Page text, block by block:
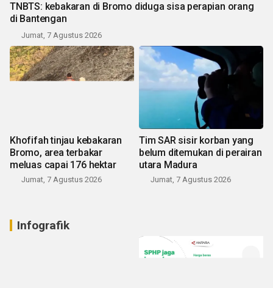
TNBTS: kebakaran di Bromo diduga sisa perapian orang
di Bantengan
Jumat, 7 Agustus 2026
Khofifah tinjau kebakaran
Bromo, area terbakar
meluas capai 176 hektar
Jumat, 7 Agustus 2026
Tim SAR sisir korban yang
belum ditemukan di perairan
utara Madura
Jumat, 7 Agustus 2026
Infografik